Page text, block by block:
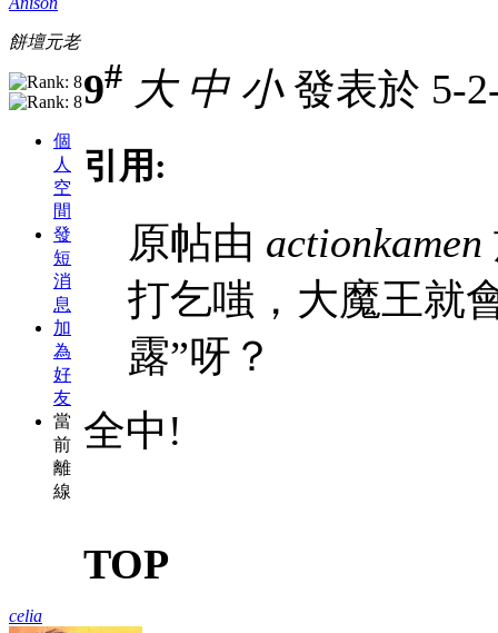
餅壇元老
個
人
空
間
發
短
消
息
加
為
好
友
當
前
離
線
9# 大 中 小發表於 5-
引用:
原帖由 actionkamen
打乞嗤，大魔王就
露”呀？
全中!
TOP
celia